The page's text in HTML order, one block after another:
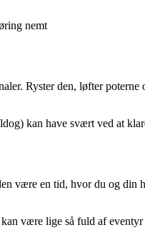
nemt
Ryster den, løfter
kan have svært ved at
være en tid, hvor du og din
være lige så fuld af eventyr